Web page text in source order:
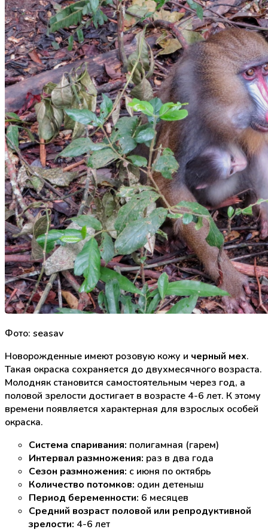
Фото: seasav
Новорожденные имеют розовую кожу и черный мех.
Такая окраска сохраняется до двухмесячного возраста.
Молодняк становится самостоятельным через год, а
половой зрелости достигает в возрасте 4-6 лет. К этому
времени появляется характерная для взрослых особей
окраска.
Система спаривания: полигамная (гарем)
Интервал размножения: раз в два года
Сезон размножения: с июня по октябрь
Количество потомков: один детеныш
Период беременности: 6 месяцев
Средний возраст половой или репродуктивной
зрелости: 4-6 лет